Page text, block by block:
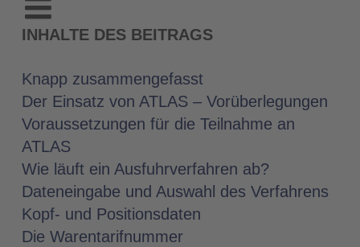
INHALTE DES BEITRAGS
Knapp zusammengefasst
Der Einsatz von ATLAS – Vorüberlegungen
Voraussetzungen für die Teilnahme an
ATLAS
Wie läuft ein Ausfuhrverfahren ab?
Dateneingabe und Auswahl des Verfahrens
Kopf- und Positionsdaten
Die Warentarifnummer